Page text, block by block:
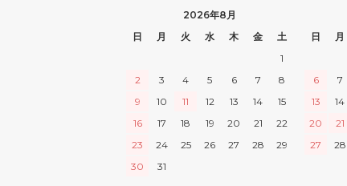
2026年8月
日
月 火 水 木 金
土
1
2
3 4 5 6 7
8
9
10 11 12 13 14
15
16
17 18 19 20 21
22
23
24 25 26 27 28
29
30
31
日
月
6
7
13
14
20
21
27
28